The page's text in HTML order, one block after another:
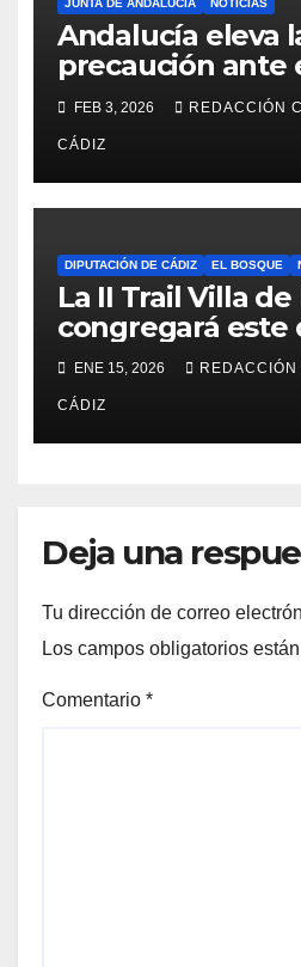
JUNTA DE ANDALUCÍA NOTICIAS
Andalucía eleva
precaución ante
colegios cerrados
preaviso
FEB 3, 2026 REDACCIÓN
CÁDIZ
DIPUTACIÓN DE CÁDIZ EL BOSQUE
La II Trail Villa
congregará este
unos 1.200
ENE 15, 2026
CÁDIZ
Deja una
Tu dirección de correo
Los campos obligatorios
Comentario *